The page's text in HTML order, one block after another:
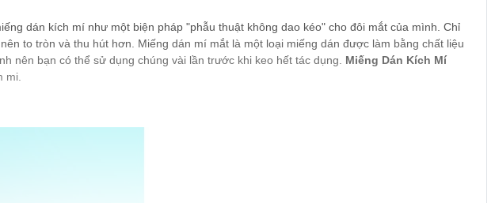
dán kích mí như một biện pháp "phẫu thuật không dao kéo" cho đôi mắt của mình. Chỉ
to tròn và thu hút hơn. Miếng dán mí mắt là một loại miếng dán được làm bằng chất liệu
nên bạn có thể sử dụng chúng vài lần trước khi keo hết tác dụng. Miếng Dán Kích Mí
mi.